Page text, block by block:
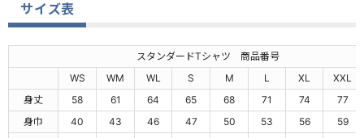
サイズ表
スタンダードTシャツ 商品番号
WS
WM WL S M L XL
XXL
身丈
58 61 64 65 68 71 74
77
身巾
40 43 46 47 50 53 56
59